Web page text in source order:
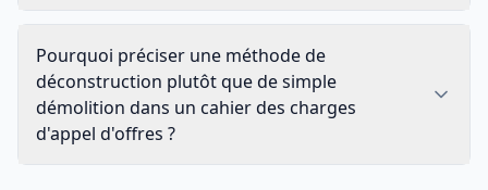
Pourquoi préciser une méthode de
déconstruction plutôt que de simple
démolition dans un cahier des charges
d'appel d'offres ?